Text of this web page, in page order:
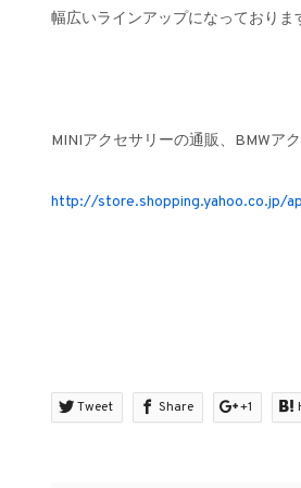
幅広いラインアップになっておりま
MINIアクセサリーの通販、BMWア
http://store.shopping.yahoo.co.jp/
Tweet Share +1